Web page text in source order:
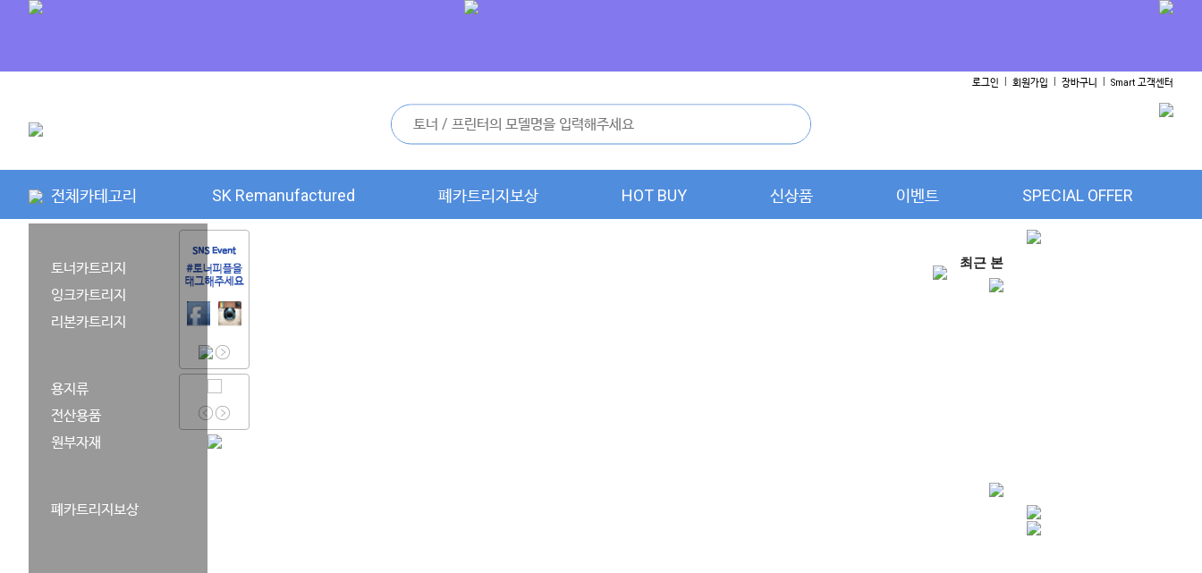
최근 본
로그인 회원가입 장바구니 Smart 고객센터
전체카테고리 SK Remanufactured 폐카트리지보상 HOT BUY 신상품 이벤트 SPECIAL OFFER
토너카트리지
잉크카트리지
리본카트리지
용지류
전산용품
원부자재
폐카트리지보상